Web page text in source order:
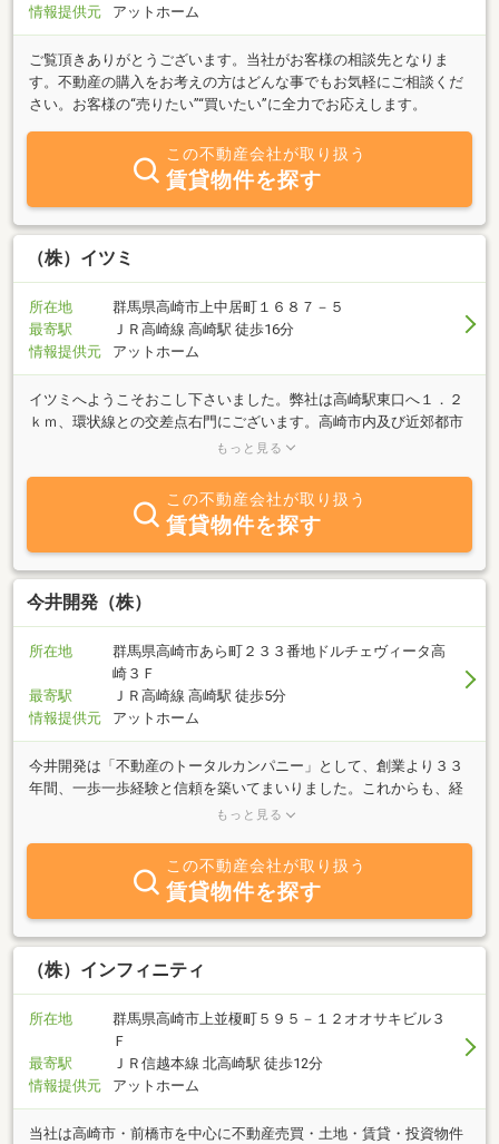
情報提供元
アットホーム
ご覧頂きありがとうございます。当社がお客様の相談先となりま
す。不動産の購入をお考えの方はどんな事でもお気軽にご相談くだ
さい。お客様の“売りたい”“買いたい”に全力でお応えします。
この不動産会社が取り扱う
賃貸物件を探す
（株）イツミ
所在地
群馬県高崎市上中居町１６８７－５
最寄駅
ＪＲ高崎線 高崎駅 徒歩16分
情報提供元
アットホーム
イツミへようこそおこし下さいました。弊社は高崎駅東口へ１．２
ｋｍ、環状線との交差点右門にございます。高崎市内及び近郊都市
のアパート、事務所、店舗、駐車場の仲介、土地建物の売買仲介を
１番うれしい瞬間です。「人と人とのつながりを大切に」のスロー
ガンのもと、お役に立てますよう努力いたします。駅利用のお客様
につきましては、車での送迎もいたしますのでお気軽にご相談下さ
い。ご来店をお待ちしております。
もっと見る
この不動産会社が取り扱う
賃貸物件を探す
今井開発（株）
所在地
群馬県高崎市あら町２３３番地ドルチェヴィータ高
崎３Ｆ
最寄駅
ＪＲ高崎線 高崎駅 徒歩5分
情報提供元
アットホーム
今井開発は「不動産のトータルカンパニー」として、創業より３３
年間、一歩一歩経験と信頼を築いてまいりました。これからも、経
験を活かし、築いてきた信頼を確固たるものとし、お客様に「満足
もっと見る
この不動産会社が取り扱う
賃貸物件を探す
（株）インフィニティ
所在地
群馬県高崎市上並榎町５９５－１２オオサキビル３
Ｆ
最寄駅
ＪＲ信越本線 北高崎駅 徒歩12分
情報提供元
アットホーム
当社は高崎市・前橋市を中心に不動産売買・土地・賃貸・投資物件